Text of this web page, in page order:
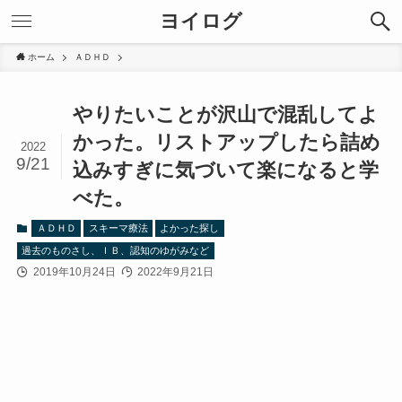
ヨイログ
ホーム ＡＤＨＤ
やりたいことが沢山で混乱してよ
かった。リストアップしたら詰め
込みすぎに気づいて楽になると学
べた。
2022
9/21
ＡＤＨＤ スキーマ療法 よかった探し
過去のものさし、ＩＢ、認知のゆがみなど
2019年10月24日 2022年9月21日